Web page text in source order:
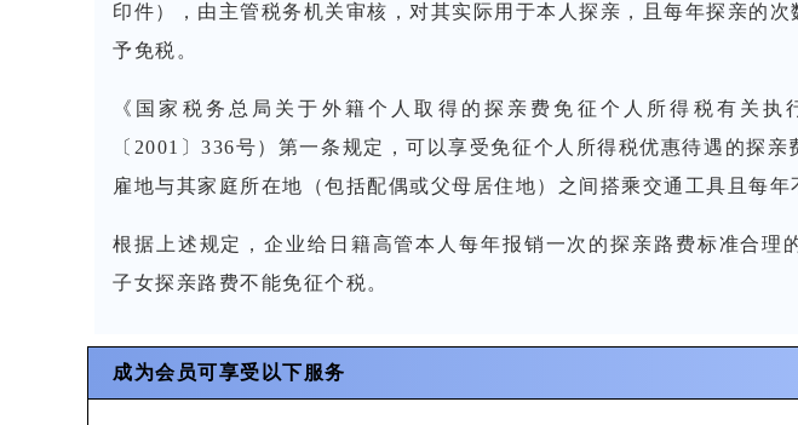
印件），由主管税务机关审核，对其实际用于本人探亲，且每年探亲的
予免税。
《国家税务总局关于外籍个人取得的探亲费免征个人所得税有关执
〔2001〕336号）第一条规定，可以享受免征个人所得税优惠待遇的探
雇地与其家庭所在地（包括配偶或父母居住地）之间搭乘交通工具且每年
根据上述规定，企业给日籍高管本人每年报销一次的探亲路费标准合理
子女探亲路费不能免征个税。
成为会员可享受以下服务